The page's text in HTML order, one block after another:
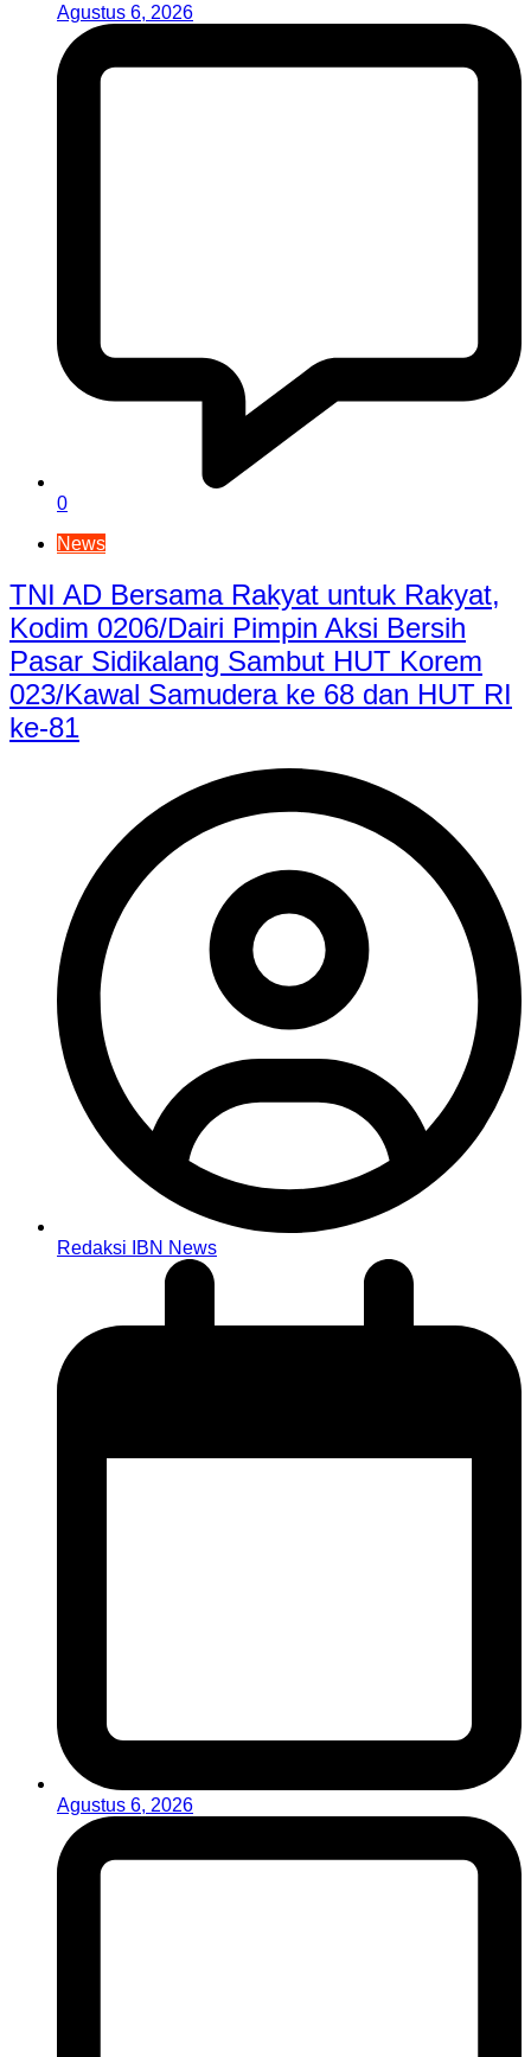
Agustus 6, 2026
0
News
TNI AD Bersama Rakyat untuk Rakyat,
Kodim 0206/Dairi Pimpin Aksi Bersih
Pasar Sidikalang Sambut HUT Korem
023/Kawal Samudera ke 68 dan HUT RI
ke-81
Redaksi IBN News
Agustus 6, 2026